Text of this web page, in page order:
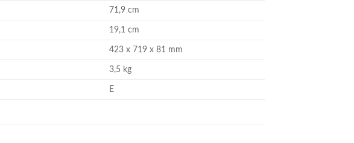
71,9 cm
19,1 cm
423 x 719 x 81 mm
3,5 kg
E